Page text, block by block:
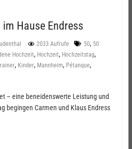
Hause Endress
2033 Aufrufe 50, 50
Hochzeit, Hochzeit, Hochzeitstag,
, Kinder, Mannheim, Pétanque,
– eine beneidenswerte Leistung und
begingen Carmen und Klaus Endress